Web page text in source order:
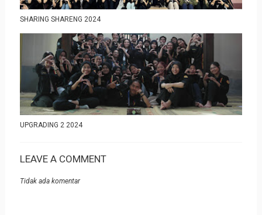
SHARING SHARENG 2024
UPGRADING 2 2024
LEAVE A COMMENT
Tidak ada komentar